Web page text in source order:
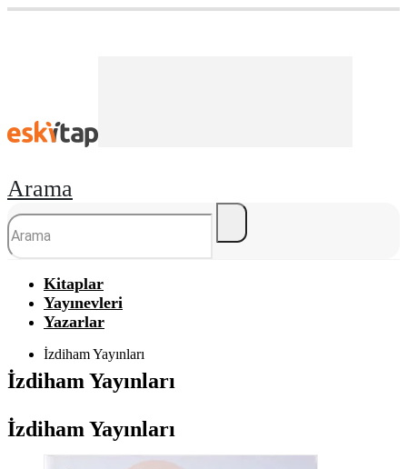
Arama
Kitaplar
Yayınevleri
Yazarlar
İzdiham Yayınları
İzdiham Yayınları
İzdiham Yayınları